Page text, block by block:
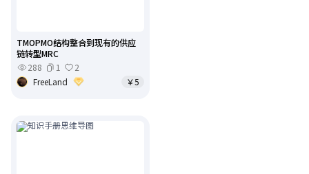
TMOPMO结构整合到现有的供应
链转型MRC
288
1
2
FreeLand
￥5